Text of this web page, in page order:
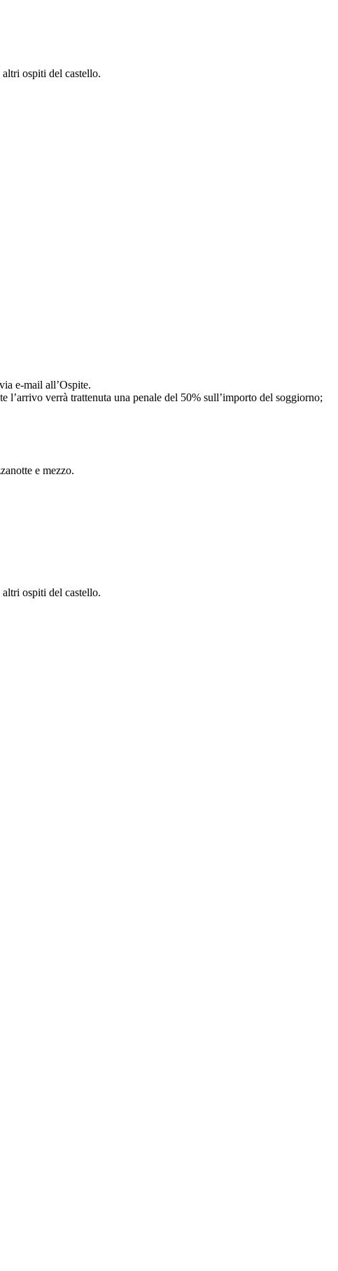
ospiti del castello.
e-mail all’Ospite.
verrà trattenuta una penale del 50% sull’importo del soggiorno;
e mezzo.
ospiti del castello.